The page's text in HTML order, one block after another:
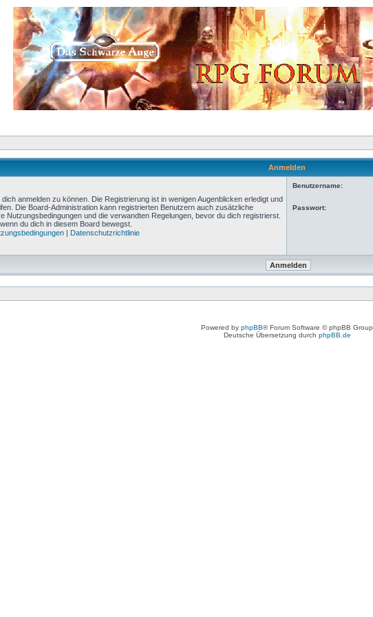
Anmelden
anmelden zu können. Die Registrierung ist in wenigen Augenblicken erledigt und
Die Board-Administration kann registrierten Benutzern auch zusätzliche
Nutzungsbedingungen und die verwandten Regelungen, bevor du dich registrierst.
du dich in diesem Board bewegst.
| Datenschutzrichtlinie
Benutzername:
Passwort:
Powered by phpBB® Forum Software © phpBB Group
Deutsche Übersetzung durch phpBB.de